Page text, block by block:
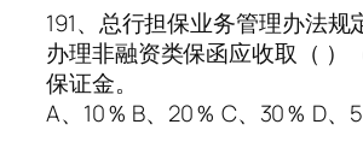
191、总行担保业务管理办法规
办理非融资类保函应收取（ ）
保证金。
A、10％ B、20％ C、30％ D、